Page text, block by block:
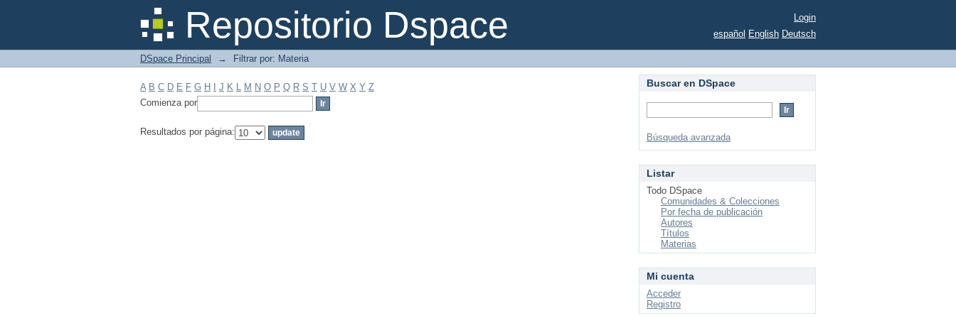
Repositorio Dspace
Filtrar por: Materia
Login
español English Deutsch
DSpace Principal → Filtrar por: Materia
A B C D E F G H J K L M N O P Q R S T U V W X Y Z
Comienza por
Resultados por página:
Buscar en DSpace
Búsqueda avanzada
Listar
Todo DSpace
Comunidades & Colecciones
Por fecha de publicación
Autores
Títulos
Materias
Mi cuenta
Acceder
Registro